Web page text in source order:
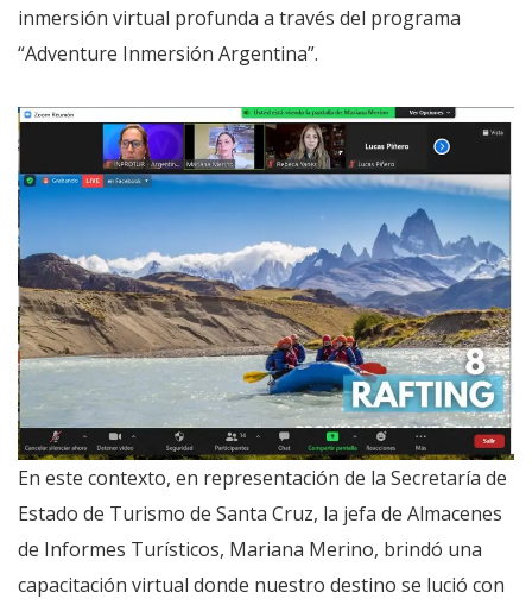
inmersión virtual profunda a través del programa
“Adventure Inmersión Argentina”.
En este contexto, en representación de la Secretaría de
Estado de Turismo de Santa Cruz, la jefa de Almacenes
de Informes Turísticos, Mariana Merino, brindó una
capacitación virtual donde nuestro destino se lució con